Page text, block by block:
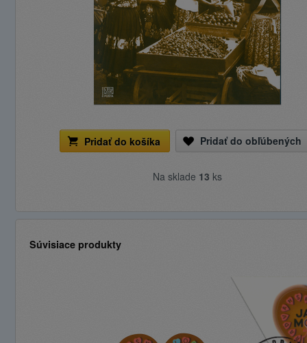
Pridať do košíka Pridať do obľúbených
Na sklade 13 ks
Súvisiace produkty